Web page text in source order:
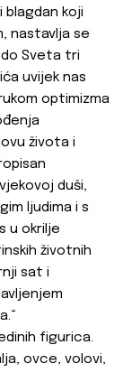
blagdan koji
nastavlja se
Sveta tri
uvijek nas
optimizma
života i
duši,
ljudima i s
u okrilje
životnih
sat i
figurica.
ovce, volovi,